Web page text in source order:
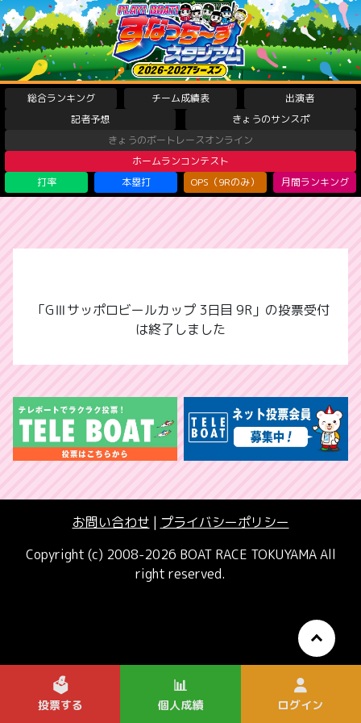
総合ランキング チーム成績表
出演者
記者予想
きょうのサンスポ
きょうのボートレースオンライン
ホームランコンテスト
打率
本塁打 OPS（9Rのみ） 月間ランキング
「GⅢサッポロビールカップ 3日目 9R」の投票受付
は終了しました
お問い合わせ | プライバシーポリシー
Copyright (c) 2008-2026 BOAT RACE TOKUYAMA All
right reserved.
🗳️
投票する
📊
個人成績 ログイン